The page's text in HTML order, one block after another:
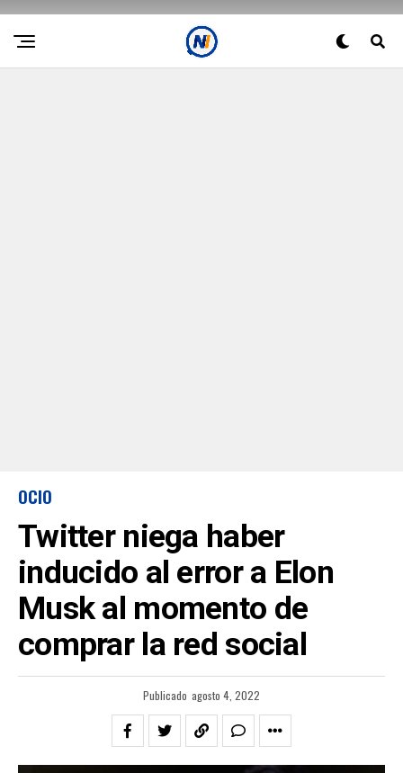
OCIO
Twitter niega haber
inducido al error a Elon
Musk al momento de
comprar la red social
Publicado agosto 4, 2022